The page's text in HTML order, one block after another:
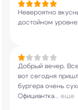
Невероятно
достойном
Добрый вечер.
вот сегодня
бургера очень
Официантка... еще